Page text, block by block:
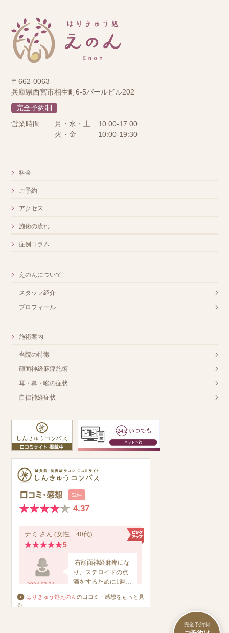
〒662-0063
兵庫県西宮市相生町6-5パールビル202
完全予約制
営業時間
月・水・土
10:00-17:00
火・金
10:00-19:30
料金
ご予約
アクセス
施術の流れ
症例コラム
えのんについて
スタッフ紹介
プロフィール
施術案内
当院の特徴
顔面神経麻痺施術
耳・鼻・喉の症状
自律神経症状
はりきゅう処えのんの口コミ・感想をもっと見
る
完全予約制